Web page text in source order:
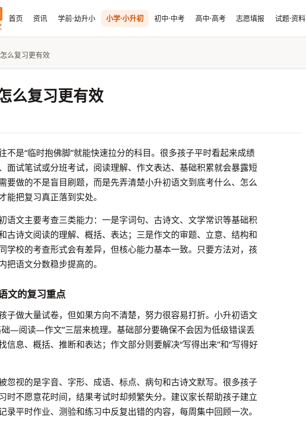
首页 资讯 学前·幼升小 小学·小升初 初中·中考 高中·高考 志愿填报 试题·资料
么复习更有效
么复习更有效
不是“临时抱佛脚”就能快速拉分的科目。很多孩子平时看起来成绩
面试笔试或分班考试，阅读理解、作文表达、基础积累就会暴露短
要做的不是盲目刷题，而是先弄清楚小升初语文到底考什么、怎么
能把复习真正落到实处。
语文主要考查三类能力：一是字词句、古诗文、文学常识等基础积
古诗文阅读的理解、概括、表达；三是作文的审题、立意、结构和
学校的考查形式会有差异，但核心能力基本一致。只要方法对，孩
把语文分数稳步提高的。
文的复习重点
子做大量试卷，但如果方向不清楚，努力很容易打折。小升初语文
础—阅读—作文”三层来梳理。基础部分要确保不会因为低级错误丢
信息、概括、推断和表达；作文部分则要解决“写得出来”和“写得好
忽视的是字音、字形、成语、标点、病句和古诗文默写。很多孩子
时不愿意花时间，结果考试时却频繁失分。建议家长帮助孩子建立
录平时作业、测验和练习中反复出错的内容，每周集中回顾一次。